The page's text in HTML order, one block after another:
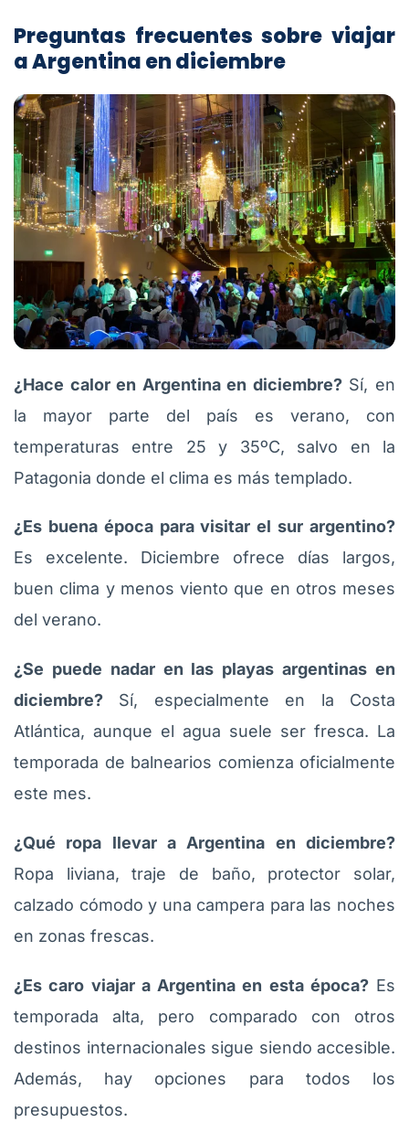
Preguntas frecuentes sobre viajar
a Argentina en diciembre
¿Hace calor en Argentina en diciembre?Sí, en
la mayor parte del país es verano, con
temperaturas entre 25 y 35ºC, salvo en la
Patagonia donde el clima es más templado.
¿Es buena época para visitar el sur argentino?
Es excelente. Diciembre ofrece días largos,
buen clima y menos viento que en otros meses
del verano.
¿Se puede nadar en las playas argentinas en
diciembre? Sí, especialmente en la Costa
Atlántica, aunque el agua suele ser fresca. La
temporada de balnearios comienza oficialmente
este mes.
¿Qué ropa llevar a Argentina en diciembre?
Ropa liviana, traje de baño, protector solar,
calzado cómodo y una campera para las noches
en zonas frescas.
¿Es caro viajar a Argentina en esta época?Es
temporada alta, pero comparado con otros
destinos internacionales sigue siendo accesible.
Además, hay opciones para todos los
presupuestos.